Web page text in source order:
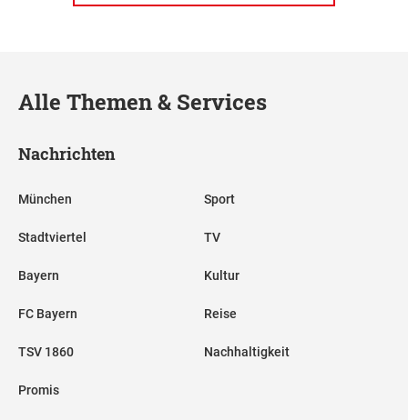
Alle Themen & Services
Nachrichten
München
Stadtviertel
Bayern
FC Bayern
TSV 1860
Promis
Sport
TV
Kultur
Reise
Nachhaltigkeit